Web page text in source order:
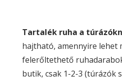
Tartalék ruha a
hajtható, amennyire lehet
felerőltethető
butik, csak 1-2-3 (túrázók